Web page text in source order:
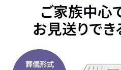
ご家族中心
お見送りでき
葬儀形式